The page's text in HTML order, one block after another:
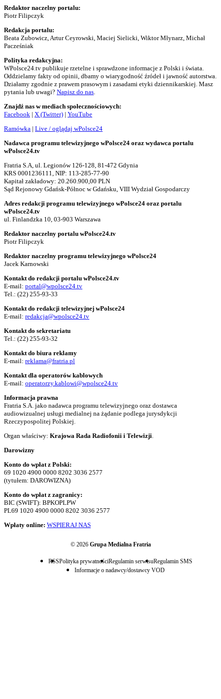
Redaktor naczelny portalu:
Piotr Filipczyk
Redakcja portalu:
Beata Zubowicz, Artur Ceyrowski, Maciej Sielicki, Wiktor Młynarz, Michał
Pacześniak
Polityka redakcyjna:
WPolsce24.tv publikuje rzetelne i sprawdzone informacje z Polski i świata.
Oddzielamy fakty od opinii, dbamy o wiarygodność źródeł i jawność autorstwa.
Działamy zgodnie z prawem prasowym i zasadami etyki dziennikarskiej. Masz
pytania lub uwagi? Napisz do nas
Znajdź nas w mediach społecznościowych:
Facebook | X (Twitter) | YouTube
Ramówka | Live / oglądaj wPolsce24
Nadawca programu telewizyjnego wPolsce24 oraz wydawca portalu
wPolsce24.tv
Fratria S.A, ul. Legionów 126-128, 81-472 Gdynia
KRS 0001236111, NIP: 113-285-77-90
Kapitał zakładowy: 20.260.900,00 PLN
Sąd Rejonowy Gdańsk-Północ w Gdańsku, VIII Wydział Gospodarczy
Adres redakcji programu telewizyjnego wPolsce24 oraz portalu
wPolsce24.tv
ul. Finlandzka 10, 03-903 Warszawa
Redaktor naczelny portalu wPolsce24.tv
Piotr Filipczyk
Redaktor naczelny programu telewizyjnego wPolsce24
Jacek Karnowski
Kontakt do redakcji portalu wPolsce24.tv
E-mail: portal@wpolsce24.tv
Tel.: (22) 255-93-33
Kontakt do redakcji telewizyjnej wPolsce24
E-mail: redakcja@wpolsce24.tv
Kontakt do sekretariatu
Tel.: (22) 255-93-32
Kontakt do biura reklamy
E-mail: reklama@fratria.pl
Kontakt dla operatorów kablowych
E-mail: operatorzy.kablowi@wpolsce24.tv
Informacja prawna
Fratria S.A. jako nadawca programu telewizyjnego oraz dostawca
audiowizualnej usługi medialnej na żądanie podlega jurysdykcji
Rzeczypospolitej Polskiej.
Organ właściwy: Krajowa Rada Radiofonii i Telewizji
Darowizny
Konto do wpłat z Polski:
69 1020 4900 0000 8202 3036 2577
(tytułem: DAROWIZNA)
Konto do wpłat z zagranicy:
BIC (SWIFT): BPKOPLPW
PL69 1020 4900 0000 8202 3036 2577
Wpłaty online: WSPIERAJ NAS
© 2026 Grupa Medialna Fratria
RSSPolityka prywatnościRegulamin serwisuRegulamin SMS
Informacje o nadawcy/dostawcy VOD